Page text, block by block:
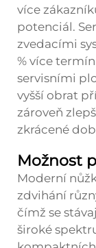
více
potenciál.
zvedacími
% více
servisními
vyšší obrat
zároveň
zkrácené
Možnost
Moderní
zdvihání
čímž se
široké